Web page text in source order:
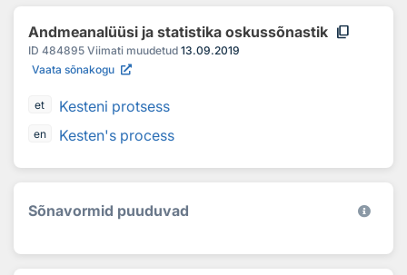
Andmeanalüüsi ja statistika oskussõnastik content_copy
ID 484895 Viimati muudetud 13.09.2019
Vaata sõnakogu
et Kesteni protsess
en Kesten's process
Sõnavormid puuduvad